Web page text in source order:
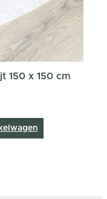
150 x 150 cm